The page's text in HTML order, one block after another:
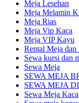
Meja Lesehan
Meja Melamin
Meja Rias
Meja Vip Kaca
Meja VIP Kayu
Rental Meja dan
Sewa kursi dan
Sewa Meja
SEWA MEJA
SEWA MEJA
Sewa Meja Kaca